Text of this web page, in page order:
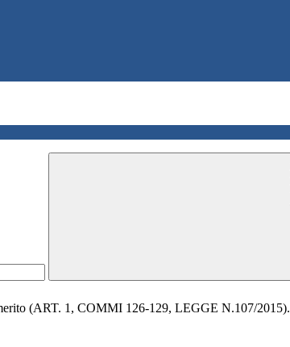
(ART. 1, COMMI 126-129, LEGGE N.107/2015).